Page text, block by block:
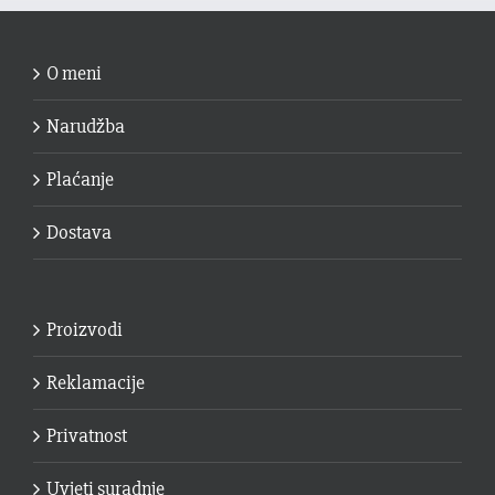
O meni
Narudžba
Plaćanje
Dostava
Proizvodi
Reklamacije
Privatnost
Uvjeti suradnje